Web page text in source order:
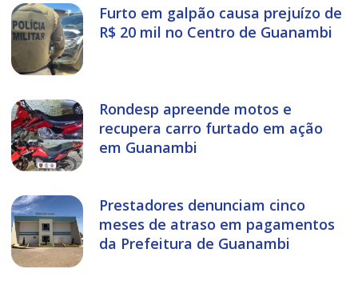
Furto em galpão causa prejuízo de
R$ 20 mil no Centro de Guanambi
Rondesp apreende motos e
recupera carro furtado em ação
em Guanambi
Prestadores denunciam cinco
meses de atraso em pagamentos
da Prefeitura de Guanambi